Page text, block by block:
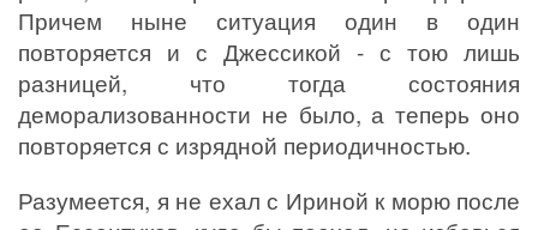
Причем ныне ситуация один в один
повторяется и с Джессикой - с тою лишь
разницей, что тогда состояния
деморализованности не было, а теперь оно
повторяется с изрядной периодичностью.
Разумеется, я не ехал с Ириной к морю после